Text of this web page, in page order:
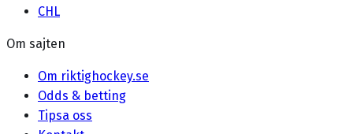
CHL
Om sajten
Om riktighockey.se
Odds & betting
Tipsa oss